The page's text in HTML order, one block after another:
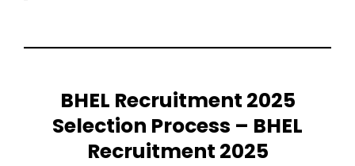
BHEL Recruitment 2025
Selection Process – BHEL
Recruitment 2025